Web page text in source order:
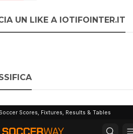
UN LIKE A IOTIFOINTER.IT